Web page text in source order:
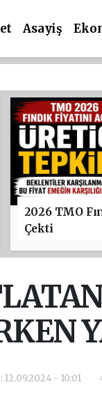
Asayiş
2026 TMO
Çekti
- 10:01